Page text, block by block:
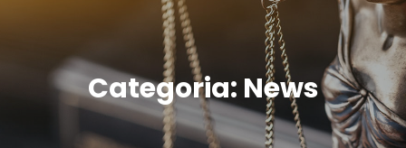
Categoria: News